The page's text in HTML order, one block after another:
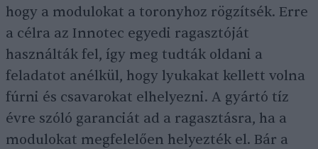
hogy a modulokat a toronyhoz rögzítsék. Erre
a célra az Innotec egyedi ragasztóját
használták fel, így meg tudták oldani a
feladatot anélkül, hogy lyukakat kellett volna
fúrni és csavarokat elhelyezni. A gyártó tíz
évre szóló garanciát ad a ragasztásra, ha a
modulokat megfelelően helyezték el. Bár a